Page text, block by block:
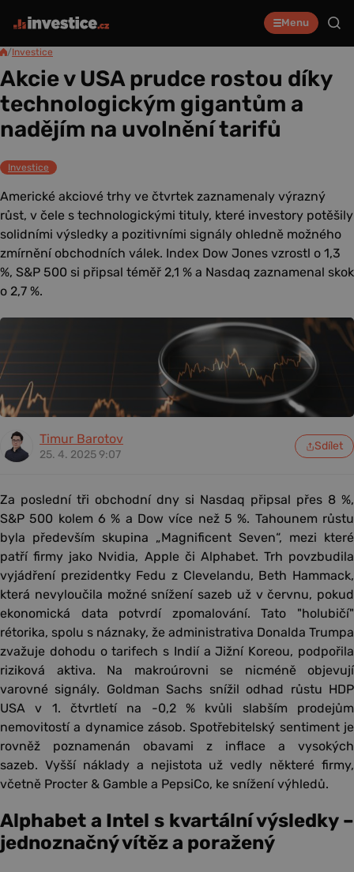
Menu
/Investice
Akcie v USA prudce rostou díky
technologickým gigantům a
nadějím na uvolnění tarifů
Investice
Americké akciové trhy ve čtvrtek zaznamenaly výrazný
růst, v čele s technologickými tituly, které investory potěšily
solidními výsledky a pozitivními signály ohledně možného
zmírnění obchodních válek. Index Dow Jones vzrostl o 1,3
%, S&P 500 si připsal téměř 2,1 % a Nasdaq zaznamenal skok
o 2,7 %.
Timur Barotov
25. 4. 2025 9:07
Sdílet
Za poslední tři obchodní dny si Nasdaq připsal přes 8 %,
S&P 500 kolem 6 % a Dow více než 5 %. Tahounem růstu
byla především skupina „Magnificent Seven“, mezi které
patří firmy jako Nvidia, Apple či Alphabet. Trh povzbudila
vyjádření prezidentky Fedu z Clevelandu, Beth Hammack,
která nevyloučila možné snížení sazeb už v červnu, pokud
ekonomická data potvrdí zpomalování. Tato "holubičí"
rétorika, spolu s náznaky, že administrativa Donalda Trumpa
zvažuje dohodu o tarifech s Indií a Jižní Koreou, podpořila
riziková aktiva. Na makroúrovni se nicméně objevují
varovné signály. Goldman Sachs snížil odhad růstu HDP
USA v 1. čtvrtletí na -0,2 % kvůli slabším prodejům
nemovitostí a dynamice zásob. Spotřebitelský sentiment je
rovněž poznamenán obavami z inflace a vysokých
sazeb. Vyšší náklady a nejistota už vedly některé firmy,
včetně Procter & Gamble a PepsiCo, ke snížení výhledů.
Alphabet a Intel s kvartální výsledky –
jednoznačný vítěz a poražený